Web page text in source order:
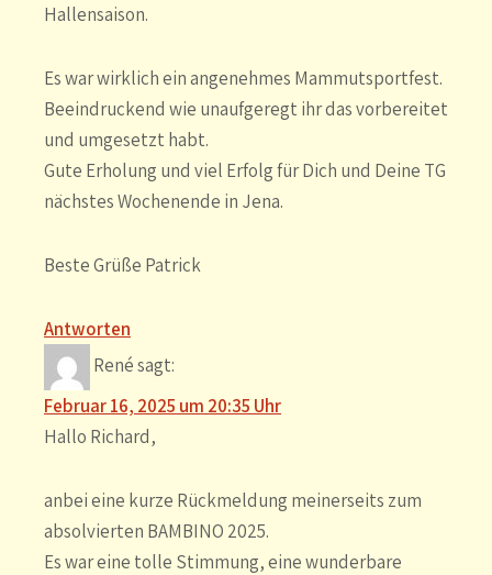
Hallensaison.
Es war wirklich ein angenehmes Mammutsportfest.
Beeindruckend wie unaufgeregt ihr das vorbereitet
und umgesetzt habt.
Gute Erholung und viel Erfolg für Dich und Deine TG
nächstes Wochenende in Jena.
Beste Grüße Patrick
Antworten
Renésagt:
Februar 16, 2025 um 20:35 Uhr
Hallo Richard,
anbei eine kurze Rückmeldung meinerseits zum
absolvierten BAMBINO 2025.
Es war eine tolle Stimmung, eine wunderbare